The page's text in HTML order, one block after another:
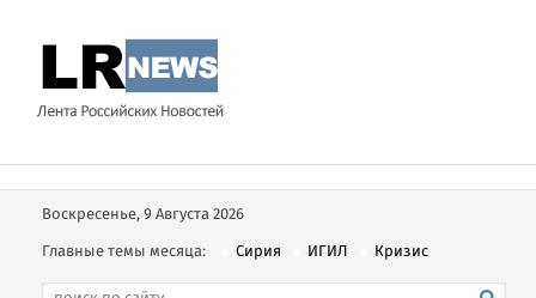
Воскресенье, 9 Августа 2026
Главные темы месяца:
Сирия ИГИЛ Кризис